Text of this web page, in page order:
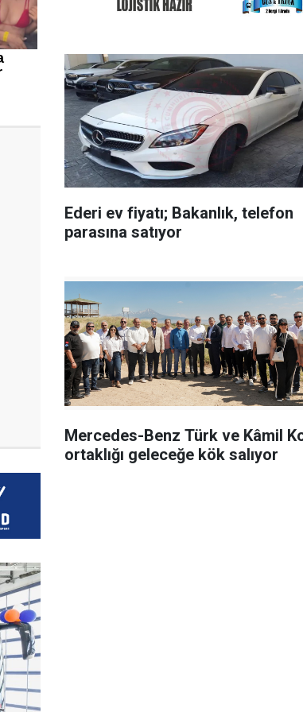
Ederi ev fiyatı; Bakanlık, telefon
parasına satıyor
Mercedes-Benz Türk ve Kâmil
ortaklığı geleceğe kök salıyor